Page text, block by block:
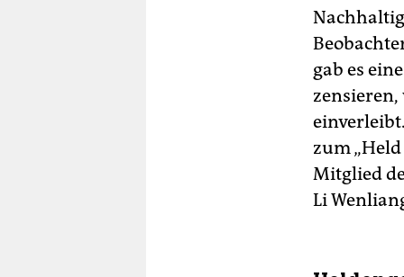
gab es
zum
Mitglied
Li